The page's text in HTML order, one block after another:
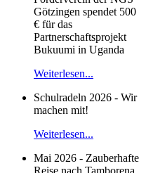
Götzingen spendet 500
€ für das
Partnerschaftsprojekt
Bukuumi in Uganda
Weiterlesen...
Schulradeln 2026 - Wir
machen mit!
Weiterlesen...
Mai 2026 - Zauberhafte